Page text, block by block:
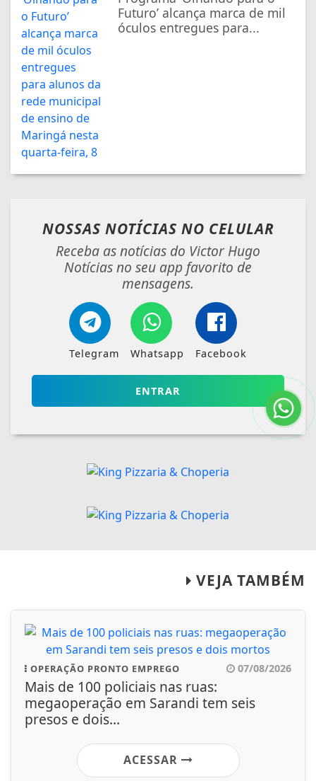
Futuro’ alcança marca de mil
óculos entregues para...
NOSSAS NOTÍCIAS NO CELULAR
Receba as notícias do Victor Hugo
Notícias no seu app favorito de
mensagens.
Telegram Whatsapp Facebook
ENTRAR
VEJA TAMBÉM
OPERAÇÃO PRONTO EMPREGO 07/08/2026
Mais de 100 policiais nas ruas:
megaoperação em Sarandi tem seis
presos e dois...
ACESSAR